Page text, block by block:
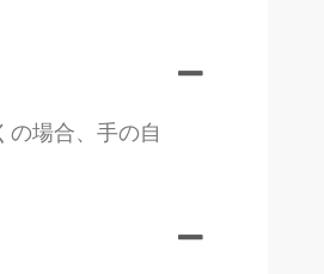
の場合、手の自